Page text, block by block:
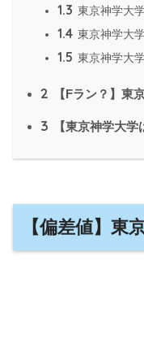
1.3 東京神学大
1.4 東京神学大
1.5 東京神学大
2 【Fラン？】東
3 【東京神学大
【偏差値】東